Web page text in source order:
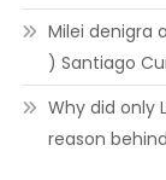
Milei denigra
) Santiago
Why did only
reason